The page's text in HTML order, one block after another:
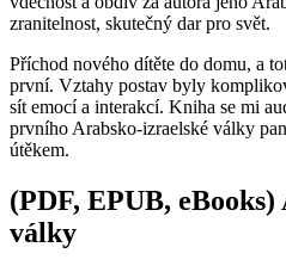
zranitelnost, skutečný dar pro svět.
Příchod nového dítěte do domu, a
první. Vztahy postav byly
sít emocí a interakcí. Kniha se mi
prvního Arabsko-izraelské války
útěkem.
(PDF, EPUB,
války